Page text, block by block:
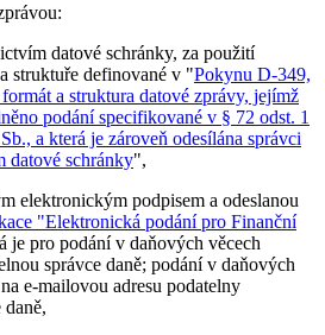
datové schránky, za použití
struktuře definované v "Pokynu D-349,
a struktura datové zprávy, jejímž
podání specifikované v § 72 odst. 1
a která je zároveň odesílána správci
datové schránky",
elektronickým podpisem a odeslanou
"Elektronická podání pro Finanční
je pro podání v daňových věcech
správce daně; podání v daňových
e-mailovou adresu podatelny